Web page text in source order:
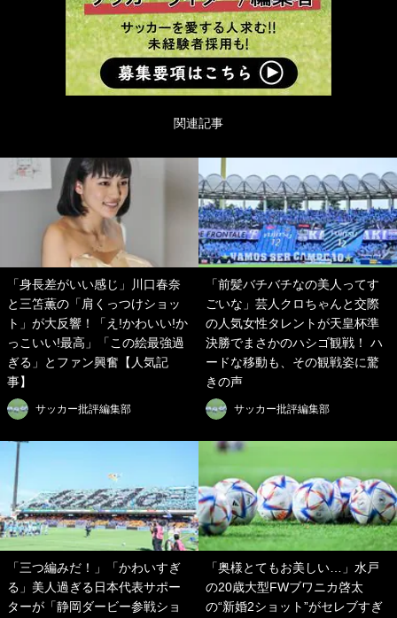
関連記事
「身長差がいい感じ」川口春奈
と三笘薫の「肩くっつけショッ
ト」が大反響！「え!かわいい!か
っこいい!最高」「この絵最強過
ぎる」とファン興奮【人気記
事】
サッカー批評編集部
「前髪バチバチなの美人ってす
ごいな」芸人クロちゃんと交際
の人気女性タレントが天皇杯準
決勝でまさかのハシゴ観戦！ ハ
ードな移動も、その観戦姿に驚
きの声
サッカー批評編集部
「三つ編みだ！」「かわいすぎ
る」美人過ぎる日本代表サポー
ターが「静岡ダービー参戦ショ
「奥様とてもお美しい…」水戸
の20歳大型FWブワニカ啓太
の“新婚2ショット”がセレブすぎ